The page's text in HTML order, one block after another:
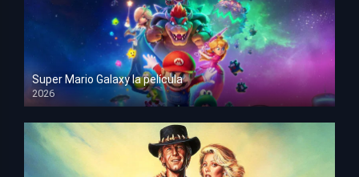
Super Mario Galaxy la película
2026
HD 1080p